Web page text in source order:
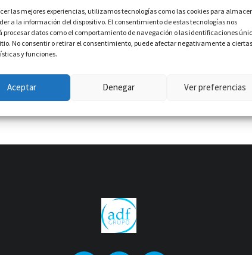
las mejores experiencias, utilizamos tecnologías como las cookies para
a la información del dispositivo. El consentimiento de estas tecnologías nos
procesar datos como el comportamiento de navegación o las identificaciones
No consentir o retirar el consentimiento, puede afectar negativamente a ciertas
y funciones.
Aceptar Denegar Ver preferencias